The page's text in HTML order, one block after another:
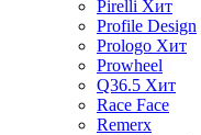
Pirelli Хит
Profile Design
Prologo Хит
Prowheel
Q36.5 Хит
Race Face
Remerx